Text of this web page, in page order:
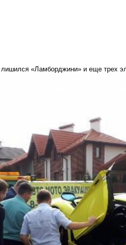
«Ламборджини» и еще трех